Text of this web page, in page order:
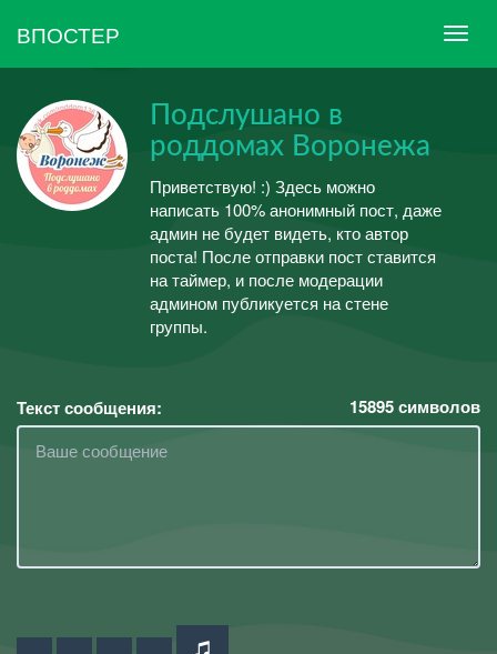
ВПОСТЕР
Подслушано в
роддомах Воронежа
Приветствую! :) Здесь можно
написать 100% анонимный пост, даже
админ не будет видеть, кто автор
поста! После отправки пост ставится
на таймер, и после модерации
админом публикуется на стене
группы.
Текст сообщения: 15895символов